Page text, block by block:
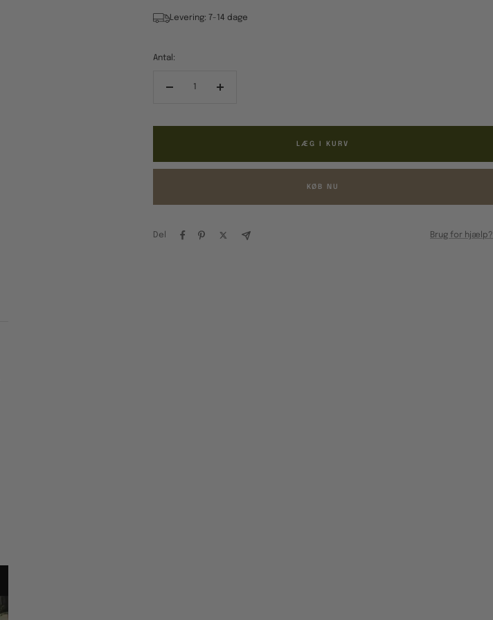
Levering: 7-14 dage
Antal:
Forøg
LÆG I KURV
KØB NU
Del Brug for hjælp?